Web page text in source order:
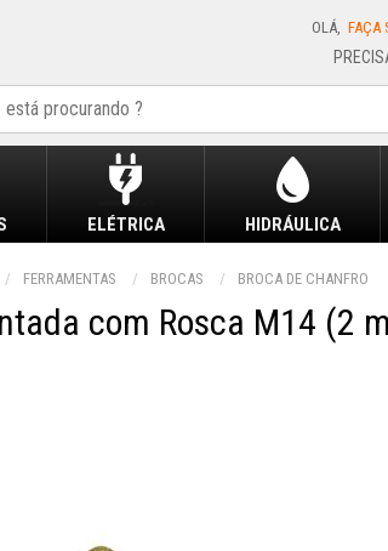
OLÁ, FAÇA
ELÉTRICA HIDRÁULICA
FERRAMENTAS BROCAS BROCA DE CHANFRO
com Rosca M14 (2